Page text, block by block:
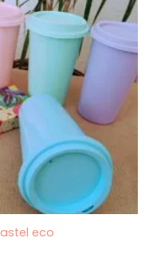
eco
eco cantidad